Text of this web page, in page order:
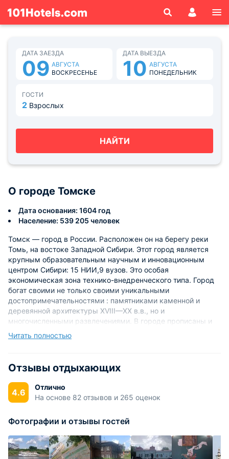
ДАТА ЗАЕЗДА
09 АВГУСТА
ВОСКРЕСЕНЬЕ
ДАТА ВЫЕЗДА
10 АВГУСТА
ПОНЕДЕЛЬНИК
ГОСТИ
2 Взрослых
НАЙТИ
О городе Томске
Дата основания: 1604 год
Население: 539 205 человек
Томск — город в России. Расположен он на берегу реки
Томь, на востоке Западной Сибири. Этот город является
крупным образовательным научным и инновационным
центром Сибири: 15 НИИ,9 вузов. Это особая
экономическая зона технико-внедренческого типа. Город
богат своими не только своими уникальными
достопримечательностями : памятниками каменной и
деревянной архитектуры XVIII—XX в.в., но и
многочисленными развлечениями. В городе прописаны и
проживают около 501,8 тысяч человек, на территории
муниципального образования — 528 643 чел. (по
и пригороды формируют Томскую городскую
агломерацию, население которого составляет около 702
тысячи человек (за 2009 год).
Томск разделён на четыре внутригородские территории:
Историческими районами Томска являются: Нижняя и
Верхняя Елани, Воскресенская гора, Белозерье, Болото,
Заозёрье, Заисточье (Татарская слобода), Кирпичи,
Каштак, Мухин Бугор, Уржатка, Пески, Черемошники,
Читать полностью
Отзывы отдыхающих
4.6
Отлично
На основе 82 отзывов и 265 оценок
Фотографии и отзывы гостей